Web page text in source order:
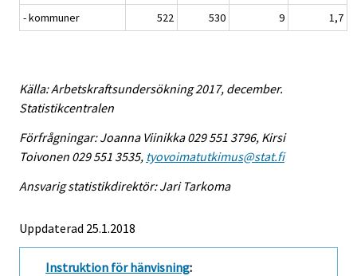
- kommuner
522 530 9 1,7
Källa: Arbetskraftsundersökning 2017, december.
Statistikcentralen
Förfrågningar: Joanna Viinikka 029 551 3796, Kirsi
Toivonen 029 551 3535, tyovoimatutkimus@stat.fi
Ansvarig statistikdirektör: Jari Tarkoma
Uppdaterad 25.1.2018
Instruktion för hänvisning: